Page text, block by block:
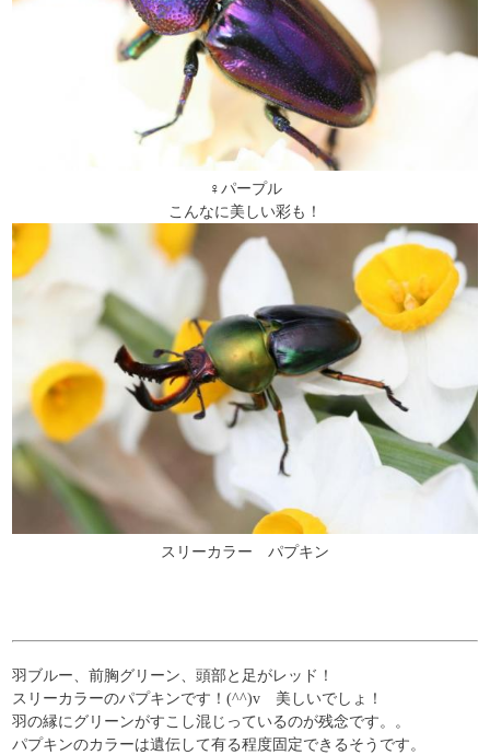
♀パープル
こんなに美しい彩も！
スリーカラー パプキン
羽ブルー、前胸グリーン、頭部と足がレッド！
スリーカラーのパプキンです！(^^)v 美しいでしょ！
羽の縁にグリーンがすこし混じっているのが残念です。。
パプキンのカラーは遺伝して有る程度固定できるそうです。